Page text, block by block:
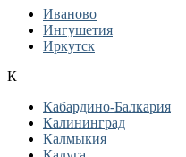
Иваново
Ингушетия
Иркутск
К
Кабардино-Балкария
Калининград
Калмыкия